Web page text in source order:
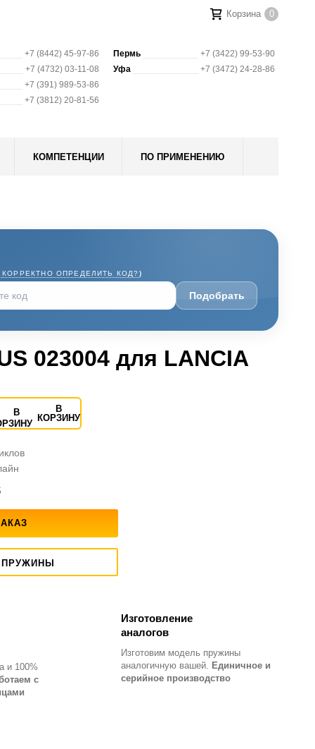
Корзина 0
+7 (8442) 45-97-86
+7 (4732) 03-11-08
+7 (391) 989-53-86
+7 (3812) 20-81-56
Пермь
+7 (3422) 99-53-90
Уфа
+7 (3472) 24-28-86
КОМПЕТЕНЦИИ ПО ПРИМЕНЕНИЮ
КОРРЕКТНО ОПРЕДЕЛИТЬ КОД? )
Подобрать
023004 для LANCIA
В
КОРЗИНУ
ПРУЖИНЫ
и 100%
с
Изготовление
аналогов
Изготовим модель пружины
аналогичную вашей. Единичное и
серийное производство